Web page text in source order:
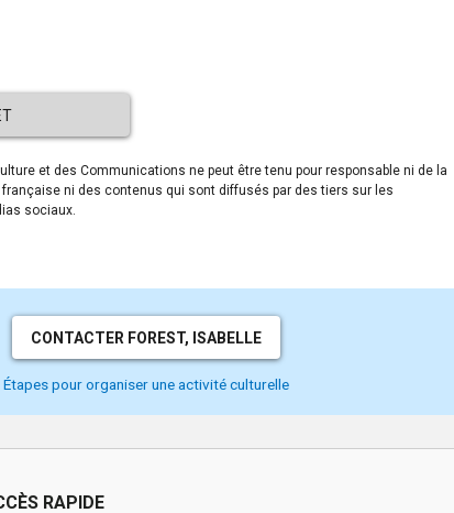
et des Communications ne peut être tenu pour responsable ni de la
ni des contenus qui sont diffusés par des tiers sur les
sociaux.
CONTACTER FOREST, ISABELLE
Étapes pour organiser une activité culturelle
RAPIDE